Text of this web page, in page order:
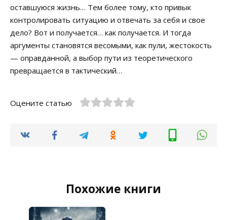
оставшуюся жизнь… Тем более тому, кто привык
контролировать ситуацию и отвечать за себя и свое
дело? Вот и получается… как получается. И тогда
аргументы становятся весомыми, как пули, жестокость
— оправданной, а выбор пути из теоретического
превращается в тактический…
Оцените статью
Похожие книги